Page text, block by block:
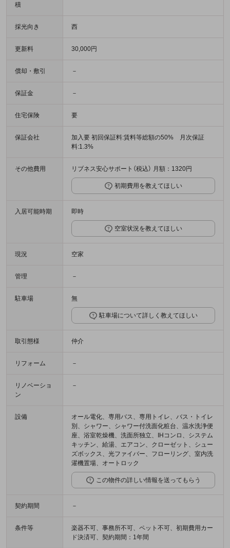
積
採光向き 西
更新料 30,000円
償却・敷引 －
保証金 －
住宅保険 要
保証会社
加入要 初回保証料:賃料等総額の50% 月次保証
料:1.3%
その他費用 リブネス安心サポート（税込） 月額：1320円
初期費用を教えてほしい
入居可能時期 即時
空室状況を教えてほしい
現況 空家
管理 －
駐車場 無
駐車場について詳しく教えてほしい
取引態様 仲介
リフォーム －
リノベーショ
ン
－
設備
オール電化、専用バス、専用トイレ、バス・トイレ
別、シャワー、シャワー付洗面化粧台、温水洗浄便
座、浴室乾燥機、洗面所独立、IHコンロ、システム
キッチン、給湯、エアコン、クローゼット、シュー
ズボックス、光ファイバー、フローリング、室内洗
濯機置場、オートロック
この物件の詳しい情報を送ってもらう
契約期間 －
条件等
楽器不可、事務所不可、ペット不可、初期費用カー
ド決済可、契約期間：1年間